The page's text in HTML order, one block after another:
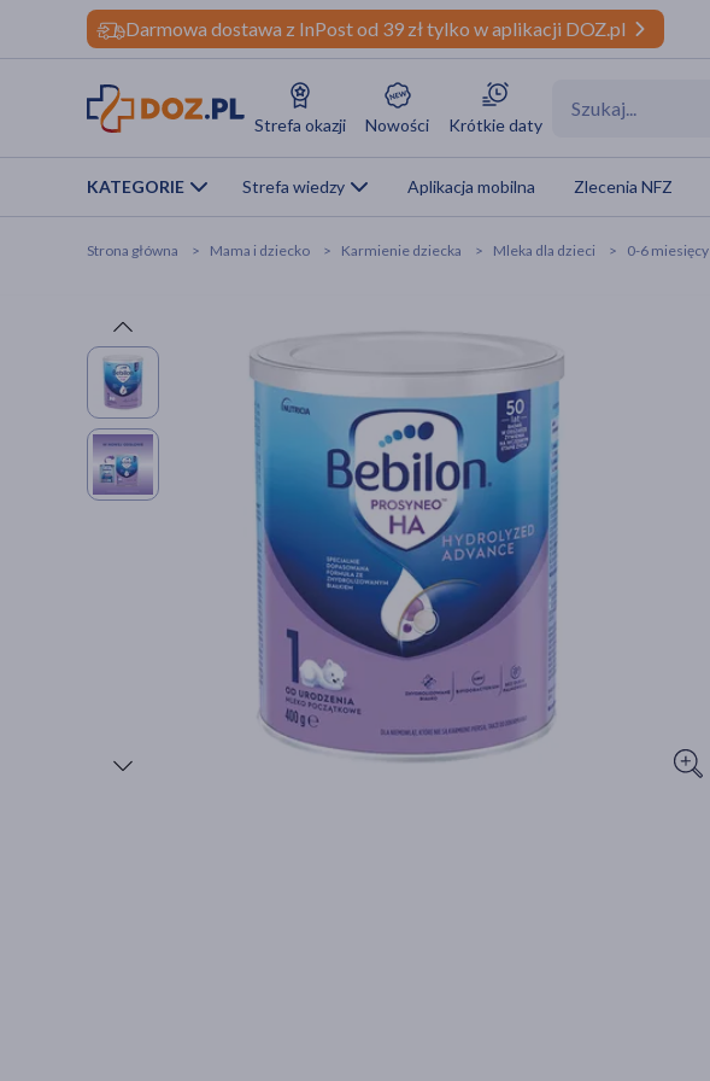
Darmowa dostawa z InPost od 39 zł tylko w aplikacji DOZ.pl
Strefa okazji Nowości Krótkie daty
KATEGORIE Strefa wiedzy Aplikacja mobilna Zlecenia NFZ
Strona główna Mama i dziecko Karmienie dziecka Mleka dla dzieci 0-6 miesięcy